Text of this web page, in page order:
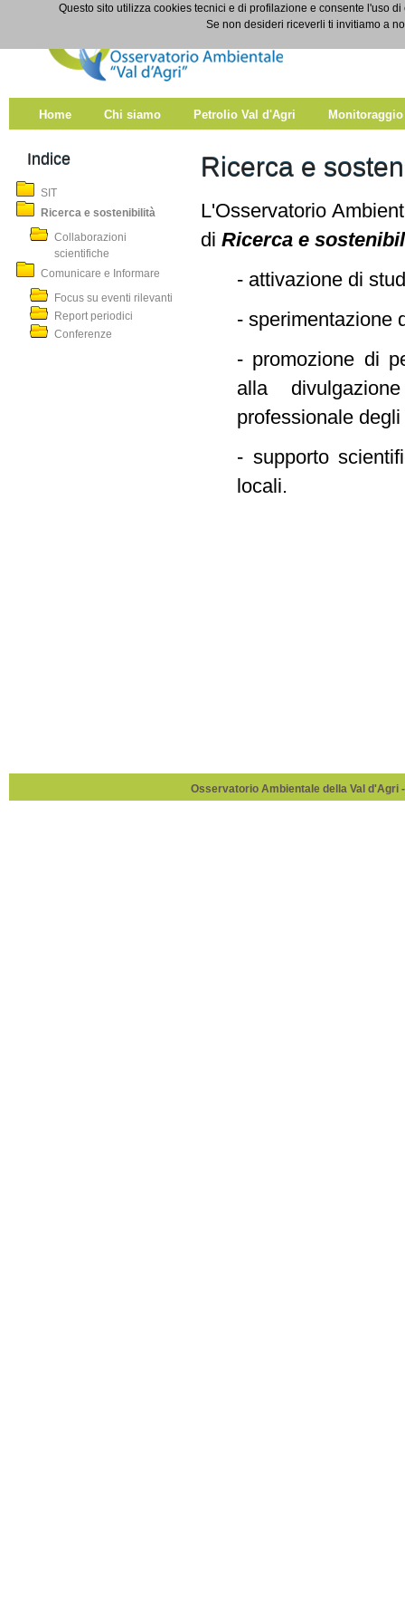
Salta al contenuto
Ricerca e sostenibilità
Home Chi siamo Petrolio Val d'Agri Monitoraggio
Indice
SIT
Ricerca e sostenibilità
Collaborazioni
scientifiche
Comunicare e Informare
Focus su eventi rilevanti
Report periodici
Conferenze
Ricerca e
L'Osservatorio
di Ricerca e
- attivazione di
- sperimentazione
- promozione di
alla
professionale
- supporto
locali.
Osservatorio Ambientale della Val d'Agri
Questo sito utilizza cookies tecnici e di profilazione e consente l'uso
Se non desideri riceverli ti invitiamo a